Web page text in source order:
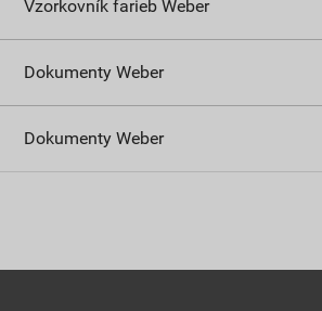
Vzorkovník farieb Weber
Dokumenty Weber
Dokumenty Weber